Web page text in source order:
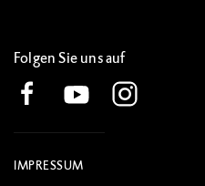
Folgen Sie uns auf
IMPRESSUM